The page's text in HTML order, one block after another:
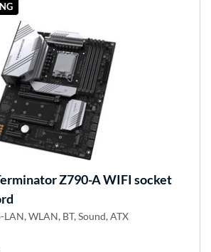
Z790-A WIFI socket
WLAN, BT, Sound, ATX